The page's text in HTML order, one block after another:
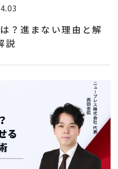
？進まない理由と解
説